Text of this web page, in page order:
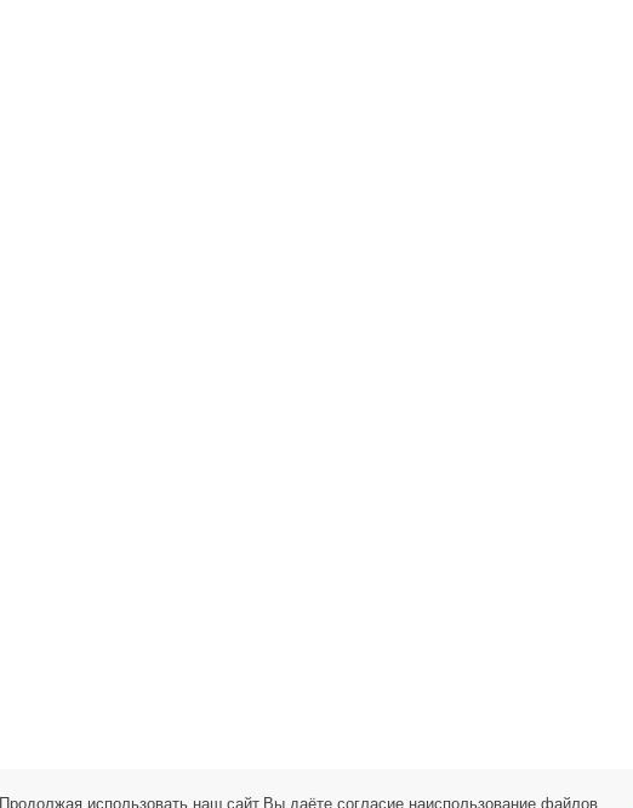
Продолжая использовать наш сайт,Вы даёте согласие наиспользование файлов